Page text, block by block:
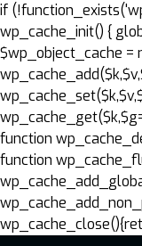
if
wp_cache_init() {
$wp_object_cache =
function
function